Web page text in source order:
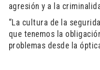
agresión y a la
“La cultura de la
que tenemos la
problemas desde la